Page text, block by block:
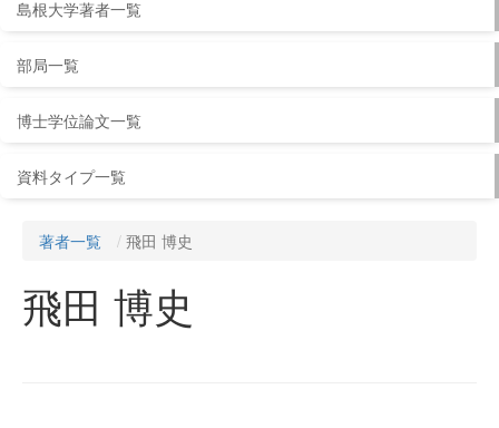
島根大学著者一覧
部局一覧
博士学位論文一覧
資料タイプ一覧
著者一覧 飛田 博史
飛田 博史